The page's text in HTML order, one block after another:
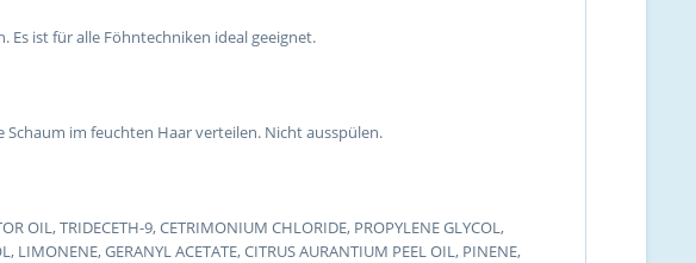
Es ist für alle Föhntechniken ideal geeignet.
im feuchten Haar verteilen. Nicht ausspülen.
OIL, TRIDECETH-9, CETRIMONIUM CHLORIDE, PROPYLENE GLYCOL,
GERANYL ACETATE, CITRUS AURANTIUM PEEL OIL, PINENE,